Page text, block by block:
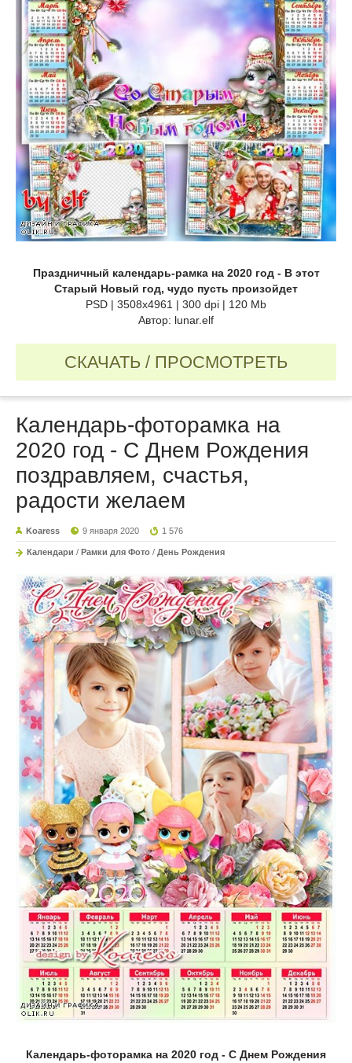
Праздничный календарь-рамка на 2020 год - В этот
Старый Новый год, чудо пусть произойдет
PSD | 3508x4961 | 300 dpi | 120 Mb
Автор: lunar.elf
СКАЧАТЬ / ПРОСМОТРЕТЬ
Календарь-фоторамка на
2020 год - С Днем Рождения
поздравляем, счастья,
радости желаем
Koaress 9 января 2020 1 576
Календари / Рамки для Фото / День Рождения
Календарь-фоторамка на 2020 год - С Днем Рождения